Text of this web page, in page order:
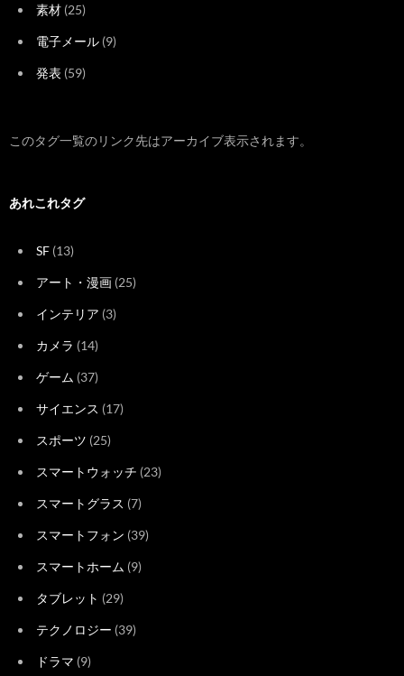
素材 (25)
電子メール (9)
発表 (59)
このタグ一覧のリンク先はアーカイブ表示されます。
あれこれタグ
SF (13)
アート・漫画 (25)
インテリア (3)
カメラ (14)
ゲーム (37)
サイエンス (17)
スポーツ (25)
スマートウォッチ (23)
スマートグラス (7)
スマートフォン (39)
スマートホーム (9)
タブレット (29)
テクノロジー (39)
ドラマ (9)